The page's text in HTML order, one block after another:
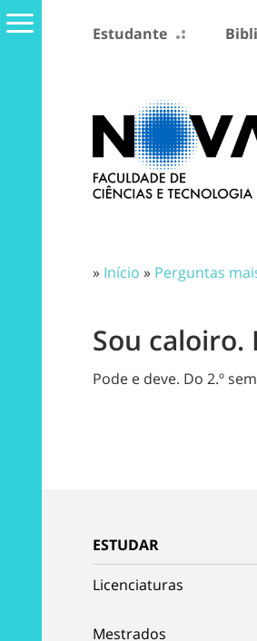
Estudante
» Início » Perguntas
Sou caloiro.
Pode e deve. Do 2.º
ESTUDAR
Licenciaturas
Mestrados